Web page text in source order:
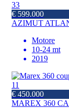
33
€ 599.000
AZIMUT
Motore
10-24 mt
2019
11
€ 450.000
MAREX 360